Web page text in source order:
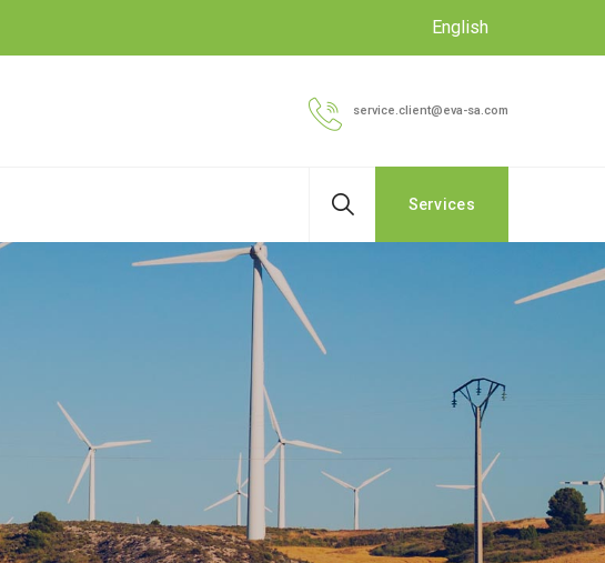
English
service.client@eva-sa.com
Services